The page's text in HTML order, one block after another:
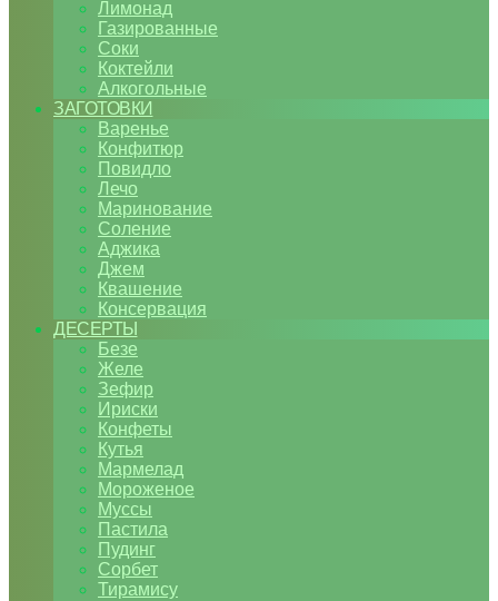
Лимонад
Газированные
Соки
Коктейли
Алкогольные
ЗАГОТОВКИ
Варенье
Конфитюр
Повидло
Лечо
Маринование
Соление
Аджика
Джем
Квашение
Консервация
ДЕСЕРТЫ
Безе
Желе
Зефир
Ириски
Конфеты
Кутья
Мармелад
Мороженое
Муссы
Пастила
Пудинг
Сорбет
Тирамису